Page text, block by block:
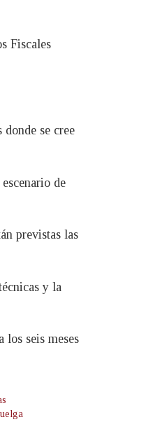
Fiscales
se cree
de
previstas las
y la
los seis meses